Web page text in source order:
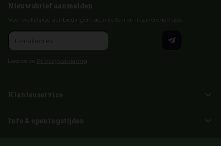
Nieuwsbrief aanmelden
Voor wekelijkse aanbiedingen, activiteiten en inspirerende tips
Lees onze Privacyverklaring
Klantenservice
Info & openingstijden